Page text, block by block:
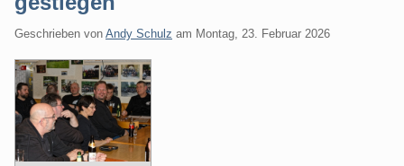
Geschrieben von Andy Schulz am Montag, 23. Februar 2026